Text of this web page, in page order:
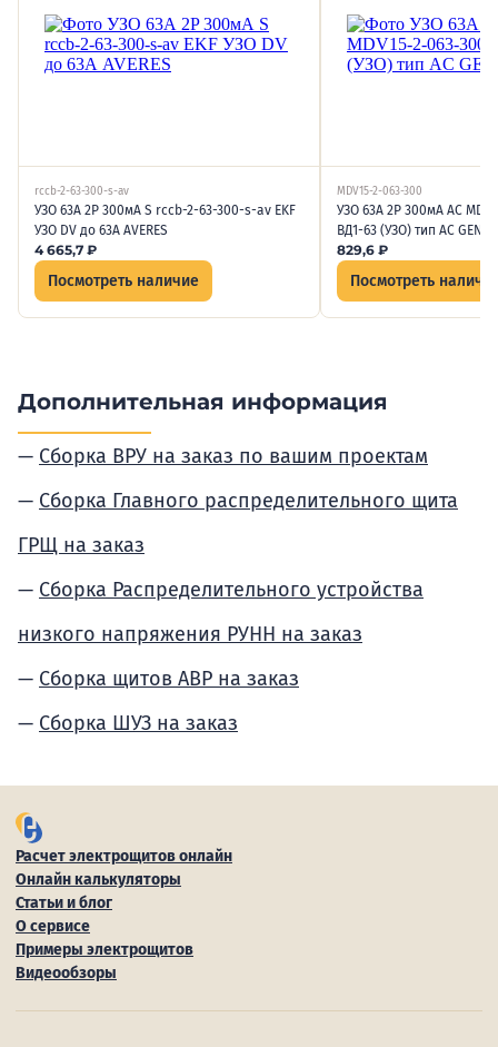
rccb-2-63-300-s-av
УЗО 63А 2P 300мА S rccb-2-63-300-s-av EKF
УЗО DV до 63А AVERES
4 665,7 ₽
Посмотреть наличие
MDV15-2-063-300
УЗО 63А 2P 300мА AC
ВД1-63 (УЗО) тип AC
829,6 ₽
Посмотреть
Дополнительная информация
Сборка ВРУ на заказ по вашим проектам
Сборка Главного распределительного щита
ГРЩ на заказ
Сборка Распределительного устройства
низкого напряжения РУНН на заказ
Сборка щитов АВР на заказ
Сборка ШУЗ на заказ
Расчет электрощитов онлайн
Онлайн калькуляторы
Статьи и блог
О сервисе
Примеры электрощитов
Видеообзоры